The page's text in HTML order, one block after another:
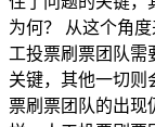
为何？ 从这个角
工投票刷票团队需
关键，其他一切则
票刷票团队的出现